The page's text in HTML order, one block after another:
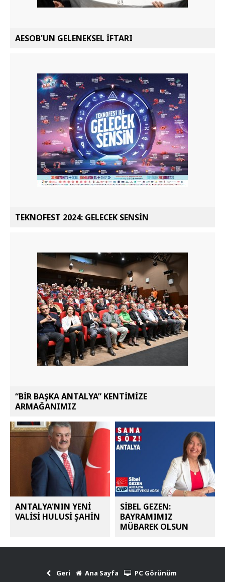
AESOB'UN GELENEKSEL İFTARI
TEKNOFEST 2024: GELECEK SENSİN
“BİR BAŞKA ANTALYA” KENTİMİZE
ARMAĞANIMIZ
ANTALYA'NIN YENİ
VALİSİ HULUSİ ŞAHİN
SİBEL GEZEN:
BAYRAMIMIZ
MÜBAREK OLSUN
Geri Ana Sayfa PC Görünüm